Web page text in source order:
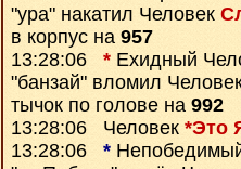
"ура" накатил Человек
в корпус на 957
13:28:06 * Ехидный
"банзай" вломил
тычок по голове на 992
13:28:06 Человек *Это
13:28:06 *